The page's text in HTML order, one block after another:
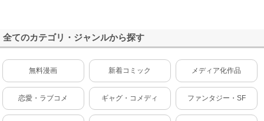
全てのカテゴリ・ジャンルから探す
無料漫画 新着コミック メディア化作品
恋愛・ラブコメ ギャグ・コメディ ファンタジー・SF